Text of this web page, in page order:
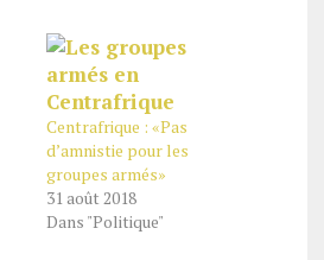
Centrafrique : «Pas
d’amnistie pour les
groupes armés»
31 août 2018
Dans "Politique"